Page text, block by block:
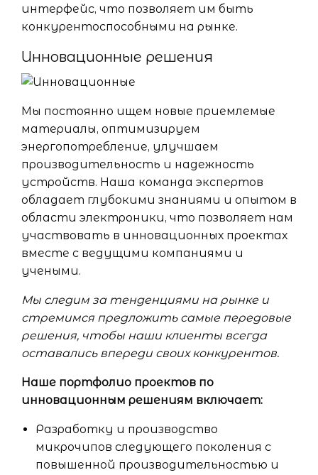
интерфейс, что позволяет им быть
конкурентоспособными на рынке.
Инновационные решения
Мы постоянно ищем новые приемлемые
материалы, оптимизируем
энергопотребление, улучшаем
производительность и надежность
устройств. Наша команда экспертов
обладает глубокими знаниями и опытом в
области электроники, что позволяет нам
участвовать в инновационных проектах
вместе с ведущими компаниями и
учеными.
Мы следим за тенденциями на рынке и
стремимся предложить самые передовые
решения, чтобы наши клиенты всегда
оставались впереди своих конкурентов.
Наше портфолио проектов по
инновационным решениям включает:
Разработку и производство
микрочипов следующего поколения с
повышенной производительностью и